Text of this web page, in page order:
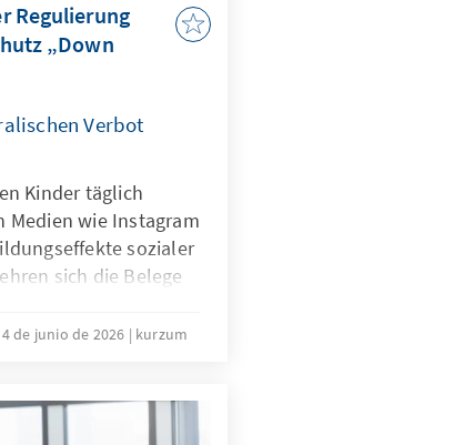
Regulierung
„Down
Verbot
Kinder täglich
Medien wie Instagram
sozialer
sich die Belege
Ist das
4 de junio de 2026 kurzum